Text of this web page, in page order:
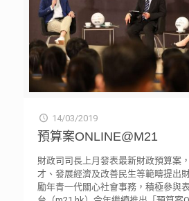
14/03/2019
預算案ONLINE@M21
財政司司長上月發表最新財政預算案
才、發展經濟及改善民生等範疇提出
勵年青一代關心社會事務，積極參與